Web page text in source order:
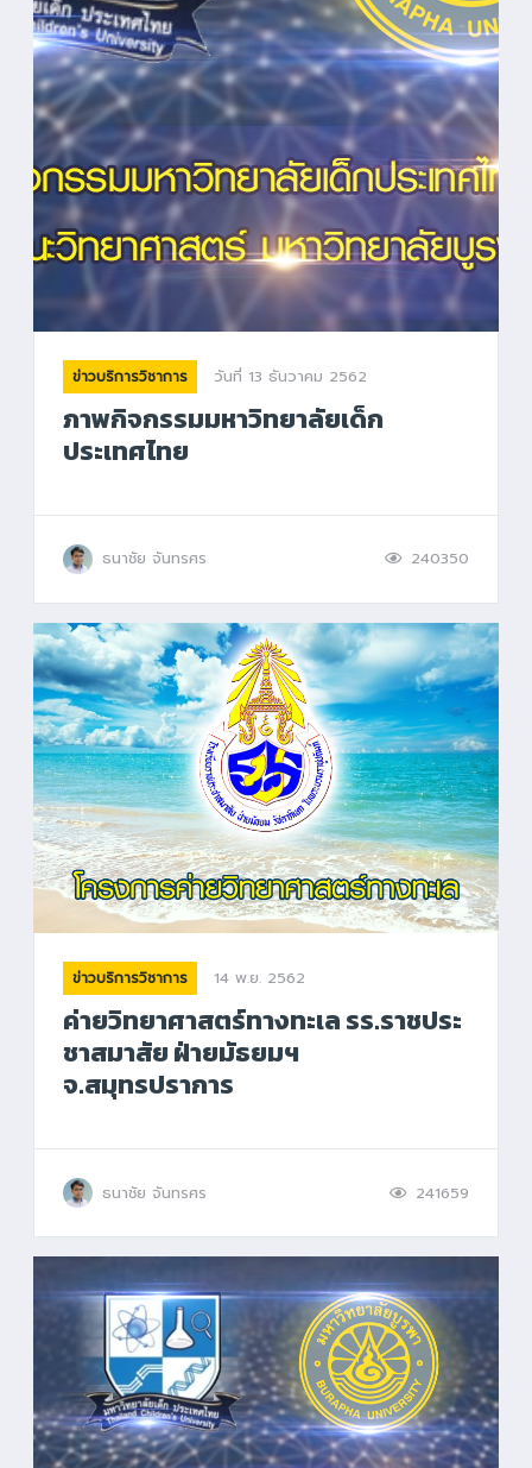
ข่าวบริการวิชาการ วันที่ 13 ธันวาคม 2562
ภาพกิจกรรมมหาวิทยาลัยเด็ก
ประเทศไทย
ธนาชัย จันทรศร 240350
ข่าวบริการวิชาการ 14 พ.ย. 2562
ค่ายวิทยาศาสตร์ทางทะเล รร.ราชประ
ชาสมาสัย ฝ่ายมัธยมฯ
จ.สมุทรปราการ
ธนาชัย จันทรศร 241659